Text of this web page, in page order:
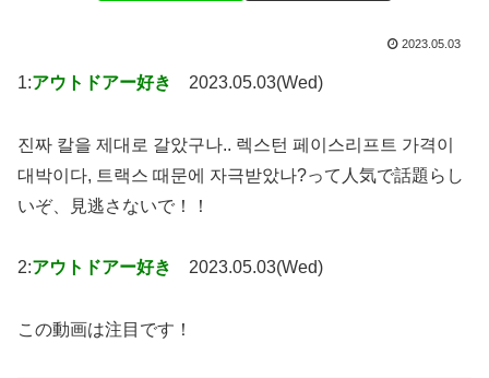
2023.05.03
1:アウトドアー好き 2023.05.03(Wed)
진짜 칼을 제대로 갈았구나.. 렉스턴 페이스리프트 가격이
대박이다, 트랙스 때문에 자극받았나?って人気で話題らし
いぞ、見逃さないで！！
2:アウトドアー好き 2023.05.03(Wed)
この動画は注目です！